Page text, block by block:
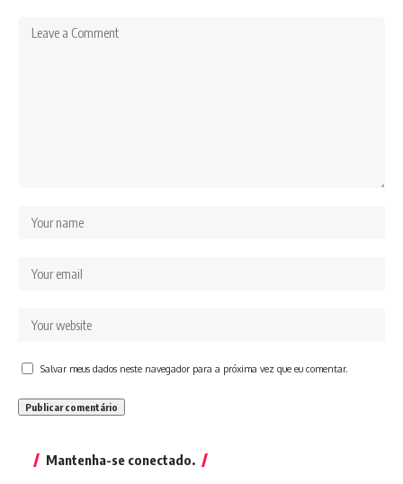
Salvar meus dados neste navegador para a próxima vez que eu comentar.
Mantenha-se conectado.